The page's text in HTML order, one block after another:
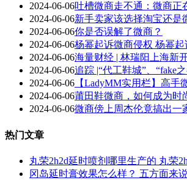
2024-06-06吐槽微商走不通：微商正
2024-06-06新手卖家该选择淘宝还是
2024-06-06你是否误解了微商？
2024-06-06杨幂起诉微商侵权 杨幂
2024-06-06海量财经 | 林瑞阳上海新
2024-06-06追踪 |“代工鞋城”、“fake
2024-06-06 【LadyMM实用栏】高手
2024-06-06莆田鞋微商，如何成为时
2024-06-06微商傍上周杰伦竟搞出一
热门文章
丸荣2h2d延时喷剂哪里生产的 丸荣
冈岛延时膏效果怎么样？ 五方面来